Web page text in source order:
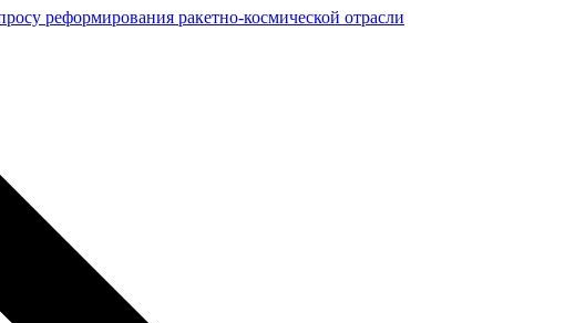
реформирования ракетно-космической отрасли